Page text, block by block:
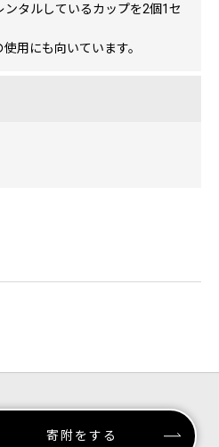
ンタルしているカップを2個1セ
用にも向いています。
寄附をする